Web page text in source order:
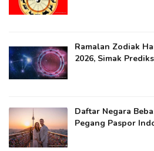
Ramalan Zodiak
2026, Simak
Daftar Negara
Pegang Paspor